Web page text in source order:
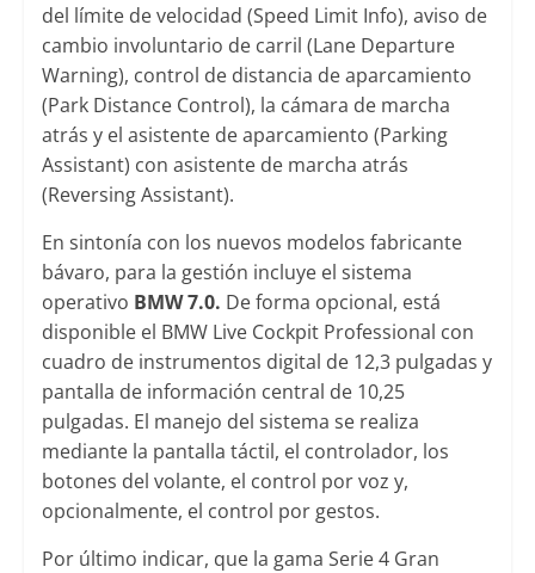
del límite de velocidad (Speed Limit Info), aviso de
cambio involuntario de carril (Lane Departure
Warning), control de distancia de aparcamiento
(Park Distance Control), la cámara de marcha
atrás y el asistente de aparcamiento (Parking
Assistant) con asistente de marcha atrás
(Reversing Assistant).
En sintonía con los nuevos modelos fabricante
bávaro, para la gestión incluye el sistema
operativo BMW 7.0. De forma opcional, está
disponible el BMW Live Cockpit Professional con
cuadro de instrumentos digital de 12,3 pulgadas y
pantalla de información central de 10,25
pulgadas. El manejo del sistema se realiza
mediante la pantalla táctil, el controlador, los
botones del volante, el control por voz y,
opcionalmente, el control por gestos.
Por último indicar, que la gama Serie 4 Gran